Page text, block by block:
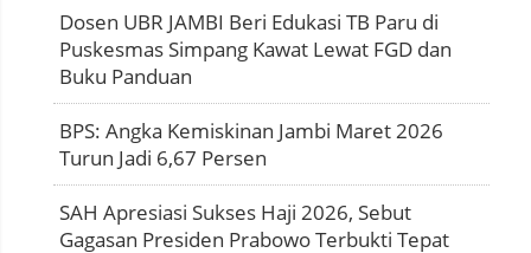
Dosen UBR JAMBI Beri Edukasi TB Paru di
Puskesmas Simpang Kawat Lewat FGD dan
Buku Panduan
BPS: Angka Kemiskinan Jambi Maret 2026
Turun Jadi 6,67 Persen
SAH Apresiasi Sukses Haji 2026, Sebut
Gagasan Presiden Prabowo Terbukti Tepat